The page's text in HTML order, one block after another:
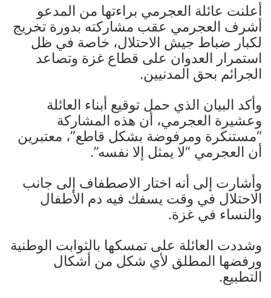
أعلنت عائلة العجرمي براءتها من المدعو
أشرف العجرمي عقب مشاركته بدورة تخريج
لكبار ضباط جيش الاحتلال، خاصة في ظل
استمرار العدوان على قطاع غزة وتصاعد
الجرائم بحق المدنيين.
وأكد البيان الذي حمل توقيع أبناء العائلة
وعشيرة العجرمي، أن هذه المشاركة
“مستنكرة ومرفوضة بشكل قاطع”، معتبرين
أن العجرمي “لا يمثل إلا نفسه”.
وأشارت إلى أنه اختار الاصطفاف إلى جانب
الاحتلال في وقت يسفك فيه دم الأطفال
والنساء في غزة.
وشددت العائلة على تمسكها بالثوابت الوطنية
ورفضها المطلق لأي شكل من أشكال
التطبيع.